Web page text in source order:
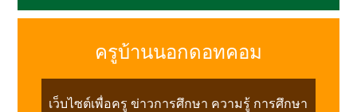
ครูบ้านนอกดอทคอม
เว็บไซต์เพื่อครู ข่าวการศึกษา ความรู้ การศึกษา